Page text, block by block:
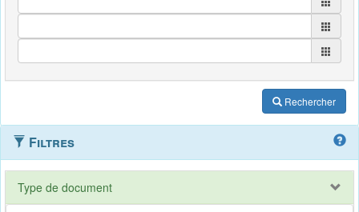
Rechercher
Filtres
Type de document